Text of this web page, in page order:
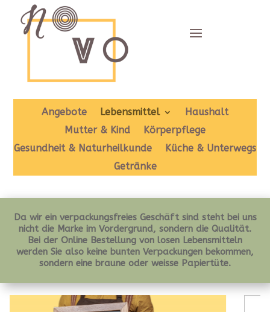
Angebote Lebensmittel
Haushalt
Mutter & Kind
Körperpflege
Gesundheit & Naturheilkunde
Küche & Unterwegs
Getränke
Da wir ein verpackungsfreies Geschäft sind steht bei uns
nicht die Marke im Vordergrund, sondern die Qualität.
Bei der Online Bestellung von losen Lebensmitteln
werden Sie also keine bunten Verpackungen bekommen,
sondern eine braune oder weisse Papiertüte.